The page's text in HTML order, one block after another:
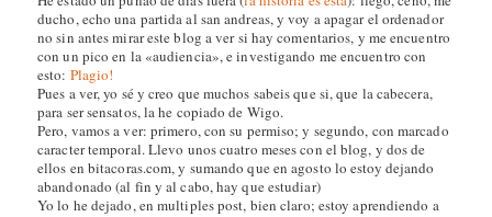
ducho, echo una partida al san andreas, y voy a apagar el ordenador
no sin antes mirar este blog a ver si hay comentarios, y me encuentro
con un pico en la «audiencia», e investigando me encuentro con
esto: Plagio!
Pues a ver, yo sé y creo que muchos sabeis que si, que la cabecera,
para ser sensatos, la he copiado de Wigo.
Pero, vamos a ver: primero, con su permiso; y segundo, con marcado
caracter temporal. Llevo unos cuatro meses con el blog, y dos de
ellos en bitacoras.com, y sumando que en agosto lo estoy dejando
abandonado (al fin y al cabo, hay que estudiar)
Yo lo he dejado, en multiples post, bien claro; estoy aprendiendo a